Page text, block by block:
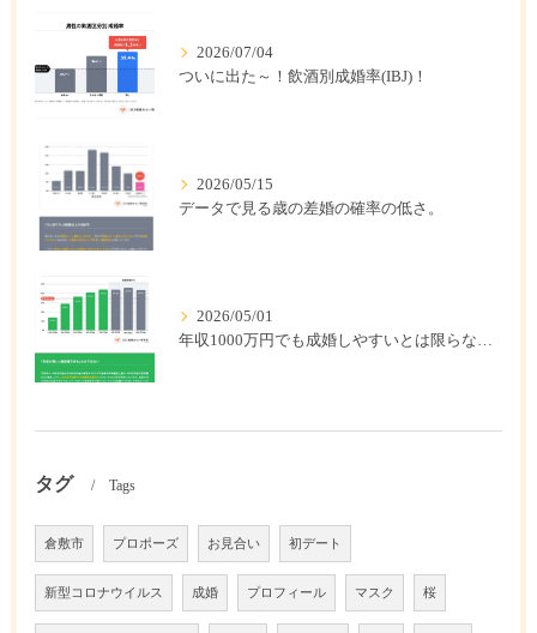
2026/07/04
ついに出た～！飲酒別成婚率(IBJ)！
2026/05/15
データで見る歳の差婚の確率の低さ。
2026/05/01
年収1000万円でも成婚しやすいとは限らない? 「年収帯別の成婚率」のリアル
タグ Tags
倉敷市 プロポーズ お見合い 初デート
新型コロナウイルス 成婚 プロフィール マスク 桜